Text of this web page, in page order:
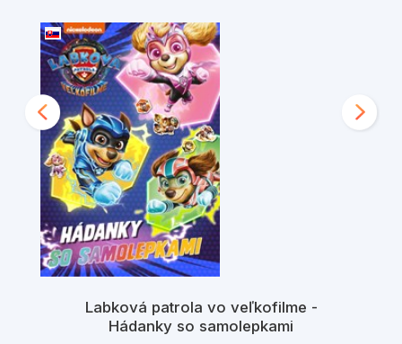
Labková patrola vo veľkofilme -
Hádanky so samolepkami